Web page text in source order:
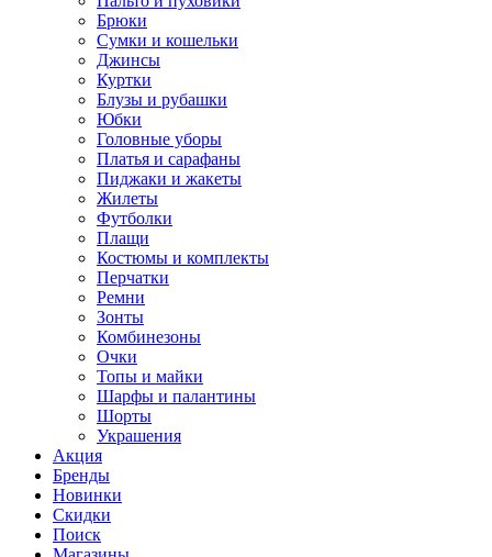
Брюки
Сумки и кошельки
Джинсы
Куртки
Блузы и рубашки
Юбки
Головные уборы
Платья и сарафаны
Пиджаки и жакеты
Жилеты
Футболки
Плащи
Костюмы и комплекты
Перчатки
Ремни
Зонты
Комбинезоны
Очки
Топы и майки
Шарфы и палантины
Шорты
Украшения
Акция
Бренды
Новинки
Скидки
Поиск